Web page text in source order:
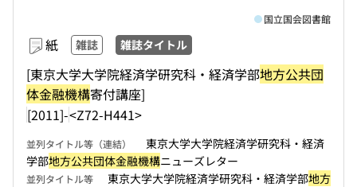
紙 雑誌 雑誌タイトル
[東京大学大学院経済学研究科・経済学部地方公共団
体金融機構寄付講座]
[2011]-<Z72-H441>
国立国会図書館
並列タイトル等（連結）
東京大学大学院経済学研究科・経済
学部地方公共団体金融機構ニューズレター
並列タイトル等 東京大学大学院経済学研究科・経済学部地方